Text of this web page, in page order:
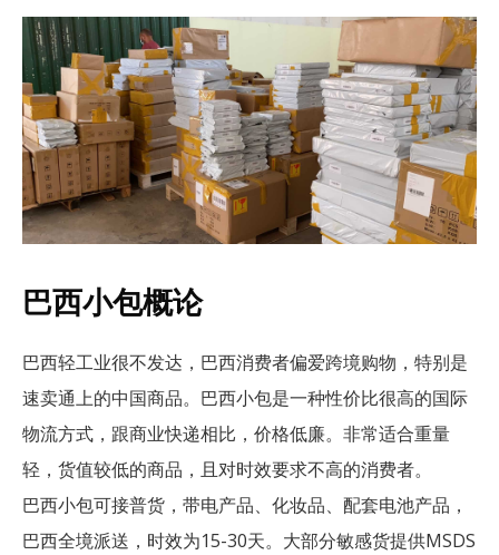
巴西小包概论
巴西轻工业很不发达，巴西消费者偏爱跨境购物，特别是
速卖通上的中国商品。巴西小包是一种性价比很高的国际
物流方式，跟商业快递相比，价格低廉。非常适合重量
轻，货值较低的商品，且对时效要求不高的消费者。
巴西小包可接普货，带电产品、化妆品、配套电池产品，
巴西全境派送，时效为15-30天。大部分敏感货提供MSDS